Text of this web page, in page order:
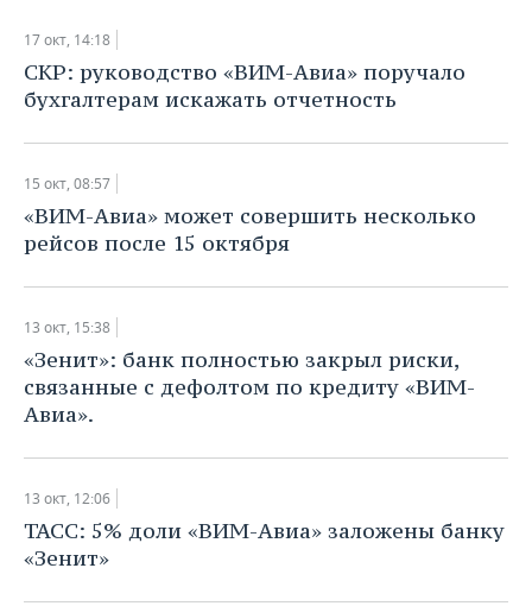
17 окт, 14:18
СКР: руководство «ВИМ-Авиа» поручало
бухгалтерам искажать отчетность
15 окт, 08:57
«ВИМ-Авиа» может совершить несколько
рейсов после 15 октября
13 окт, 15:38
«Зенит»: банк полностью закрыл риски,
связанные с дефолтом по кредиту «ВИМ-
Авиа».
13 окт, 12:06
ТАСС: 5% доли «ВИМ-Авиа» заложены банку
«Зенит»